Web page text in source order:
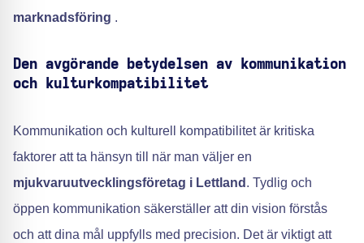
marknadsföring .
Den avgörande betydelsen av kommunikation
och kulturkompatibilitet
Kommunikation och kulturell kompatibilitet är kritiska
faktorer att ta hänsyn till när man väljer en
mjukvaruutvecklingsföretag i Lettland . Tydlig och
öppen kommunikation säkerställer att din vision förstås
och att dina mål uppfylls med precision. Det är viktigt att